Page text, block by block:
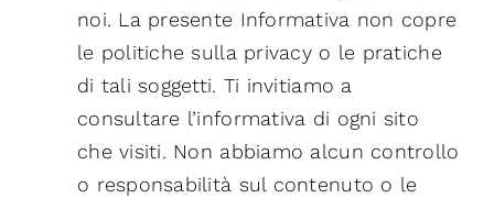
noi. La presente Informativa non copre
le politiche sulla privacy o le pratiche
di tali soggetti. Ti invitiamo a
consultare l’informativa di ogni sito
che visiti. Non abbiamo alcun controllo
o responsabilità sul contenuto o le